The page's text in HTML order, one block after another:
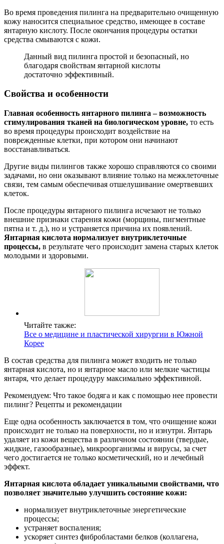
Во время проведения пилинга на предварительно очищенную
кожу наносится специальное средство, имеющее в составе
янтарную кислоту. После окончания процедуры остатки
средства смываются с кожи.
Данный вид пилинга простой и безопасный, но
благодаря свойствам янтарной кислоты
достаточно эффективный.
Свойства и особенности
Главная особенность янтарного пилинга – возможность
стимулирования тканей на биологическом уровне, то есть
во время процедуры происходит воздействие на
поврежденные клетки, при котором они начинают
восстанавливаться.
Другие виды пилингов также хорошо справляются со своими
задачами, но они оказывают влияние только на межклеточные
связи, тем самым обеспечивая отшелушивание омертвевших
клеток.
После процедуры янтарного пилинга исчезают не только
внешние признаки старения кожи (морщины, пигментные
пятна и т. д.), но и устраняется причина их появлений.
Янтарная кислота нормализует внутриклеточные
процессы, в результате чего происходит замена старых клеток
молодыми и здоровыми.
Читайте также:
Все о медицине и пластической хирургии в Южной
Корее
В состав средства для пилинга может входить не только
янтарная кислота, но и янтарное масло или мелкие частицы
янтаря, что делает процедуру максимально эффективной.
Рекомендуем: Что такое бодяга и как с помощью нее провести
пилинг? Рецепты и рекомендации
Еще одна особенность заключается в том, что очищение кожи
происходит не только на поверхности, но и изнутри. Янтарь
удаляет из кожи вещества в различном состоянии (твердые,
жидкие, газообразные), микроорганизмы и вирусы, за счет
чего достигается не только косметический, но и лечебный
эффект.
Янтарная кислота обладает уникальными свойствами, что
позволяет значительно улучшить состояние кожи:
нормализует внутриклеточные энергетические
процессы;
устраняет воспаления;
ускоряет синтез фибробластами белков (коллагена,